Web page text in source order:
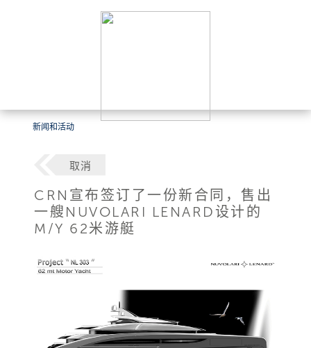
新闻和活动
取消
CRN宣布签订了一份新合同，售出
一艘NUVOLARI LENARD设计的
M/Y 62米游艇